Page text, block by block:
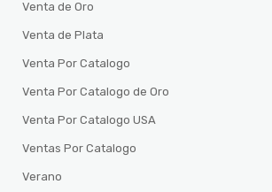
Venta de Oro
Venta de Plata
Venta Por Catalogo
Venta Por Catalogo de Oro
Venta Por Catalogo USA
Ventas Por Catalogo
Verano